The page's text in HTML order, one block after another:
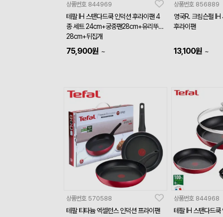
상품번호 844969
테팔 IH 스탠다드쿡 인덕션 후라이팬 4
종 세트 24cm+궁중팬28cm+유리뚜껑
28cm+뒤집개
75,900원 ~
상품번호 856889
영국R. 크림슨펄
후라이팬
13,100원 ~
상품번호 570588
테팔 티타늄 엑셀런스 인덕션 프라이팬
상품번호 844968
테팔 IH 스탠다드